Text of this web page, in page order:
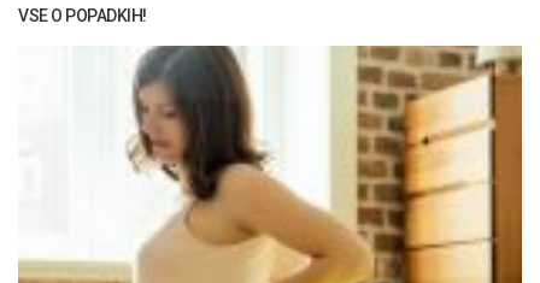
VSE O POPADKIH!